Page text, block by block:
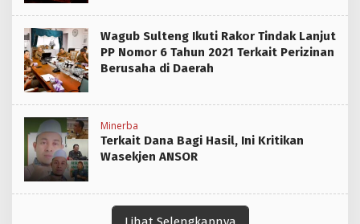
Wagub Sulteng Ikuti Rakor Tindak Lanjut
PP Nomor 6 Tahun 2021 Terkait Perizinan
Berusaha di Daerah
Minerba
Terkait Dana Bagi Hasil, Ini Kritikan
Wasekjen ANSOR